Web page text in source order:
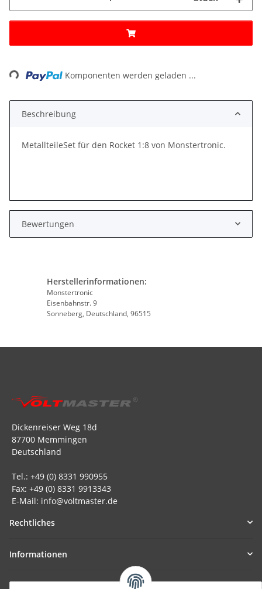
Komponenten werden geladen ...
Beschreibung
MetallteileSet für den Rocket 1:8 von Monstertronic.
Bewertungen
Herstellerinformationen:
Monstertronic
Eisenbahnstr. 9
Sonneberg, Deutschland, 96515
Dickenreiser Weg 18d
87700 Memmingen
Deutschland
Tel.: +49 (0) 8331 990955
Fax: +49 (0) 8331 9913343
E-Mail: info@voltmaster.de
Rechtliches
Informationen
Allgemein